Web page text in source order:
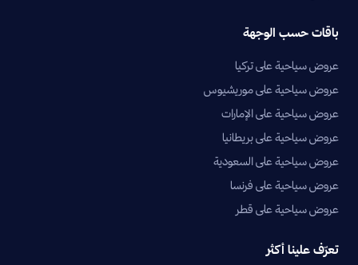
باقات حسب الوجهة
عروض سياحية على تركيا
عروض سياحية على موريشيوس
عروض سياحية على الإمارات
عروض سياحية على بريطانيا
عروض سياحية على السعودية
عروض سياحية على فرنسا
عروض سياحية على قطر
تعرّف علينا أكثر